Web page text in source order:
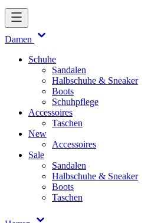
Damen
Schuhe
Sandalen
Halbschuhe & Sneaker
Boots
Schuhpflege
Accessoires
Taschen
New
Accessoires
Sale
Sandalen
Halbschuhe & Sneaker
Boots
Taschen